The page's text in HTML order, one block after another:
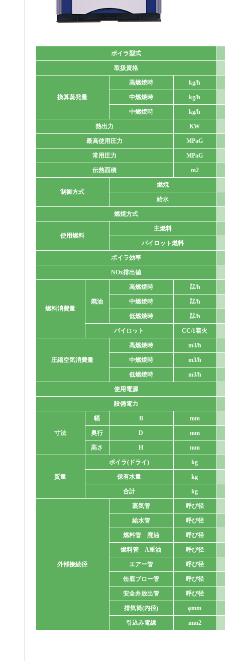
ボイラ型式
取扱資格
換算蒸発量
高燃焼時 kg/h
中燃焼時 kg/h
中燃焼時 kg/h
熱出力 KW
最高使用圧力 MPaG
常用圧力 MPaG
伝熱面積 m2
制御方式
燃焼
給水
燃焼方式
使用燃料
主燃料
パイロット燃料
ボイラ効率
NOx排出値
燃料消費量
廃油
高燃焼時 ㍑/h
中燃焼時 ㍑/h
低燃焼時 ㍑/h
パイロット CC/1着火
圧縮空気消費量
高燃焼時 m3/h
中燃焼時 m3/h
低燃焼時 m3/h
使用電源
設備電力
寸法
幅 B mm
奥行 D mm
高さ H mm
質量
ボイラ(ドライ) kg
保有水量 kg
合計 kg
外部接続径
蒸気管 呼び径
給水管 呼び径
燃料管 廃油 呼び径
燃料管 A重油 呼び径
エアー管 呼び径
缶底ブロー管 呼び径
安全弁放出管 呼び径
排気筒(内径) φmm
引込み電線 mm2